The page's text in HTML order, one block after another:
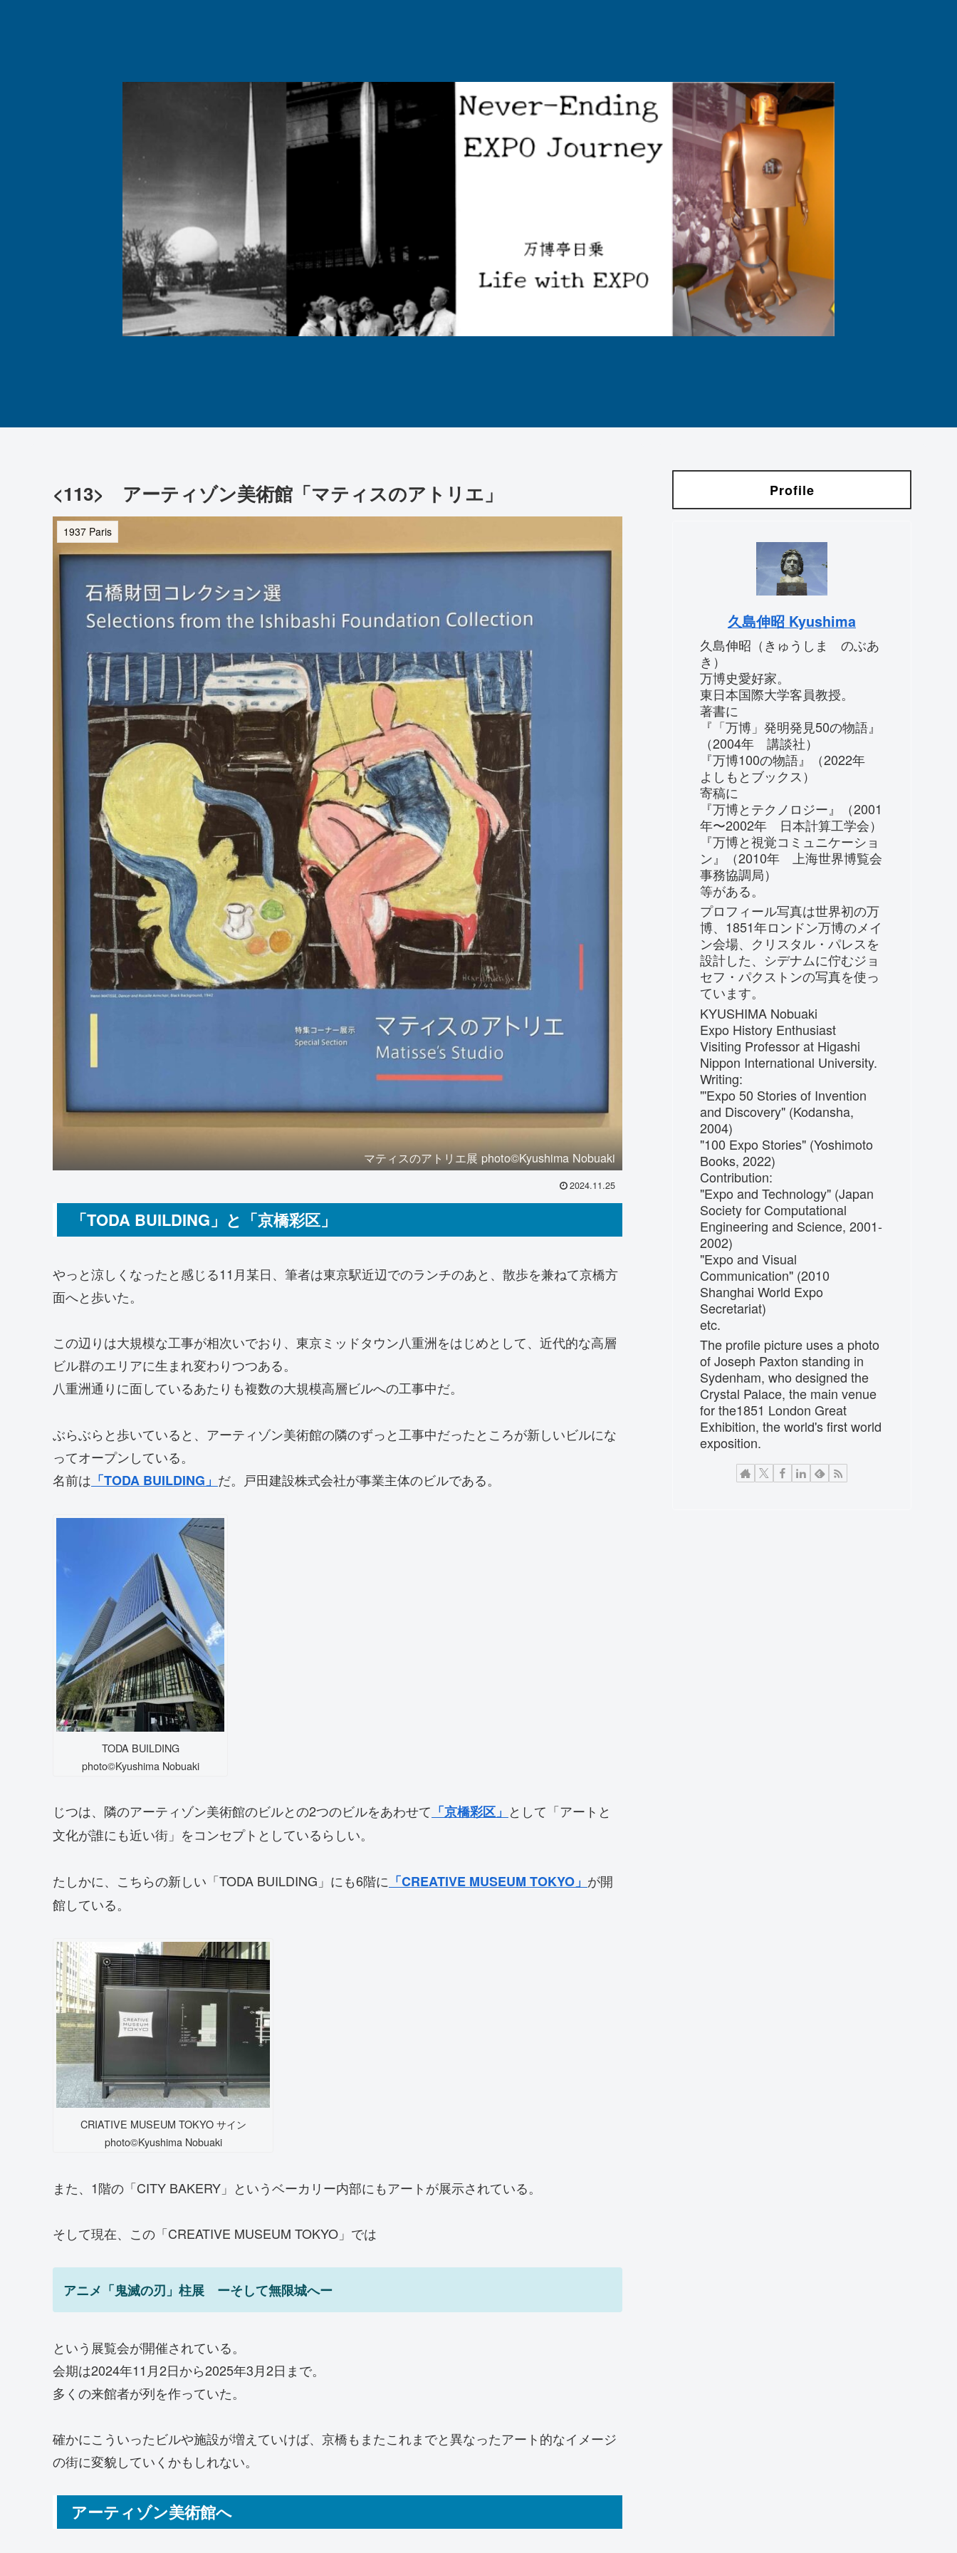
<113> アーティゾン美術館「マティスのアトリエ」
1937 Paris
マティスのアトリエ展 photo©️Kyushima Nobuaki
2024.11.25
「TODA BUILDING」と「京橋彩区」
やっと涼しくなったと感じる11月某日、筆者は東京駅近辺でのランチのあと、散歩を兼ねて京橋方
面へと歩いた。
この辺りは大規模な工事が相次いでおり、東京ミッドタウン八重洲をはじめとして、近代的な高層
ビル群のエリアに生まれ変わりつつある。
八重洲通りに面しているあたりも複数の大規模高層ビルへの工事中だ。
ぶらぶらと歩いていると、アーティゾン美術館の隣のずっと工事中だったところが新しいビルにな
ってオープンしている。
名前は 「TODA BUILDING」 だ。戸田建設株式会社が事業主体のビルである。
TODA BUILDING
photo©️Kyushima Nobuaki
じつは、隣のアーティゾン美術館のビルとの2つのビルをあわせて 「京橋彩区」 として「アートと
文化が誰にも近い街」をコンセプトとしているらしい。
たしかに、こちらの新しい「TODA BUILDING」にも6階に 「CREATIVE MUSEUM TOKYO」 が開
館している。
CRIATIVE MUSEUM TOKYO サイン
photo©️Kyushima Nobuaki
また、1階の「CITY BAKERY」というベーカリー内部にもアートが展示されている。
そして現在、この「CREATIVE MUSEUM TOKYO」では
アニメ「鬼滅の刃」柱展 ーそして無限城へー
という展覧会が開催されている。
会期は2024年11月2日から2025年3月2日まで。
多くの来館者が列を作っていた。
確かにこういったビルや施設が増えていけば、京橋もまたこれまでと異なったアート的なイメージ
の街に変貌していくかもしれない。
アーティゾン美術館へ
Profile
久島伸昭 Kyushima
久島伸昭（きゅうしま のぶあ
き）
万博史愛好家。
東日本国際大学客員教授。
著書に
『「万博」発明発見50の物語』
（2004年 講談社）
『万博100の物語』（2022年
よしもとブックス）
寄稿に
『万博とテクノロジー』（2001
年〜2002年 日本計算工学会）
『万博と視覚コミュニケーショ
ン』（2010年 上海世界博覧会
事務協調局）
等がある。
プロフィール写真は世界初の万
博、1851年ロンドン万博のメイ
ン会場、クリスタル・パレスを
設計した、シデナムに佇むジョ
セフ・パクストンの写真を使っ
ています。
KYUSHIMA Nobuaki
Expo History Enthusiast
Visiting Professor at Higashi
Nippon International University.
Writing:
"'Expo 50 Stories of Invention
and Discovery" (Kodansha,
2004)
"100 Expo Stories" (Yoshimoto
Books, 2022)
Contribution:
"Expo and Technology" (Japan
Society for Computational
Engineering and Science, 2001-
2002)
"Expo and Visual
Communication" (2010
Shanghai World Expo
Secretariat)
etc.
The profile picture uses a photo
of Joseph Paxton standing in
Sydenham, who designed the
Crystal Palace, the main venue
for the1851 London Great
Exhibition, the world's first world
exposition.